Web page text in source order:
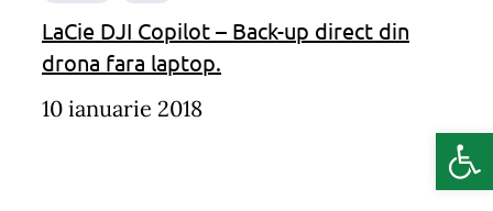
LaCie DJI Copilot – Back-up direct din
drona fara laptop.
10 ianuarie 2018